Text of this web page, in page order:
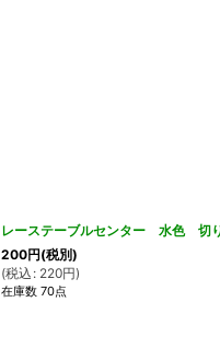
レーステーブルセンター 水色 切
200円(税別)
(税込 : 220円)
在庫数 70点